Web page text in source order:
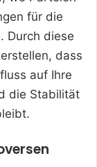
für die
Durch diese
dass
auf Ihre
die Stabilität